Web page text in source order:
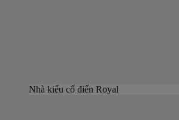
Nhà kiểu cổ điển Royal